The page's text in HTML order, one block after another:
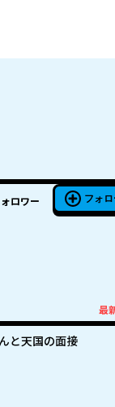
ロワー フォ
最
と天国の面接